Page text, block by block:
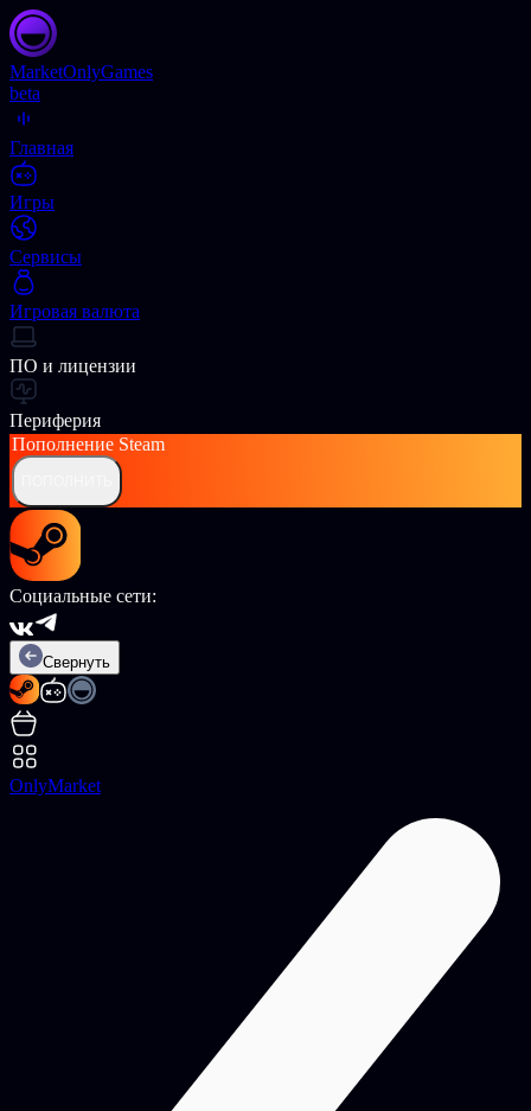
MarketOnlyGames
beta
Главная
Игры
Сервисы
Игровая валюта
ПО и лицензии
Периферия
Пополнение Steam
Социальные сети:
Свернуть
OnlyMarket